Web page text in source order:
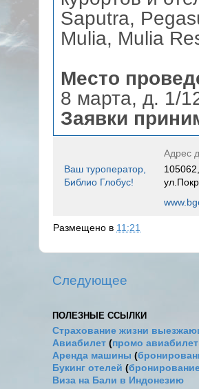
Saputra,
Mulia, Mulia
Место
8 марта, д. 1/
Заявки
Адрес
Ваш туроператор,
Библио Глобус!
Размещено в 11:21
Следующее
ПОЛЕЗНЫЕ ССЫЛКИ
Страхование жизни
Авиабилет (промо
Аренда машины (
Букинг отелей (
Виза на Бали в Индонезию